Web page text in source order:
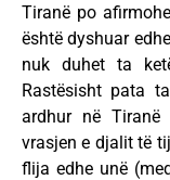
Tiranë po
është dyshuar
nuk duhet ta
Rastësisht pata
ardhur në
vrasjen e djalit të
flija edhe unë